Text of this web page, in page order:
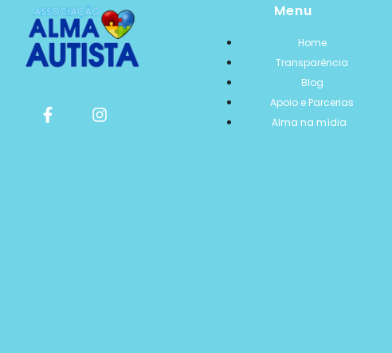
Menu
Home
Transparência
Blog
Apoio e Parcerias
Alma na mídia